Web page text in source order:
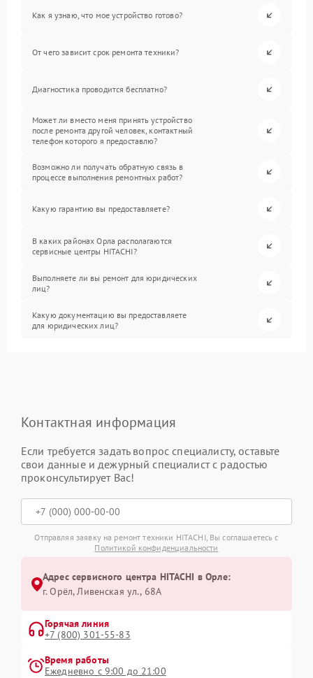
Как я узнаю, что мое устройство готово?
От чего зависит срок ремонта техники?
Диагностика проводится бесплатно?
Может ли вместо меня принять устройство
после ремонта другой человек, контактный
телефон которого я предоставлю?
Возможно ли получать обратную связь в
процессе выполнения ремонтных работ?
Какую гарантию вы предоставляете?
В каких районах Орла располагаются
сервисные центры HITACHI?
Выполняете ли вы ремонт для юридических
лиц?
Какую документацию вы предоставляете
для юридических лиц?
Контактная информация
Если требуется задать вопрос специалисту, оставьте
свои данные и дежурный специалист с радостью
проконсультирует Вас!
Отправляя заявку на ремонт техники HITACHI, Вы соглашаетесь с
Политикой конфиденциальности
Адрес сервисного центра HITACHI в Орле:
г. Орёл, Ливенская ул., 68А
Горячая линия
+7 (800) 301-55-83
Время работы
Ежедневно с 9:00 до 21:00